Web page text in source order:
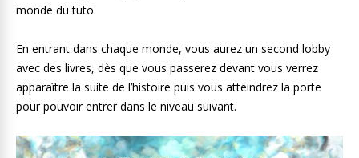
monde du tuto.
En entrant dans chaque monde, vous aurez un second lobby
avec des livres, dès que vous passerez devant vous verrez
apparaître la suite de l’histoire puis vous atteindrez la porte
pour pouvoir entrer dans le niveau suivant.